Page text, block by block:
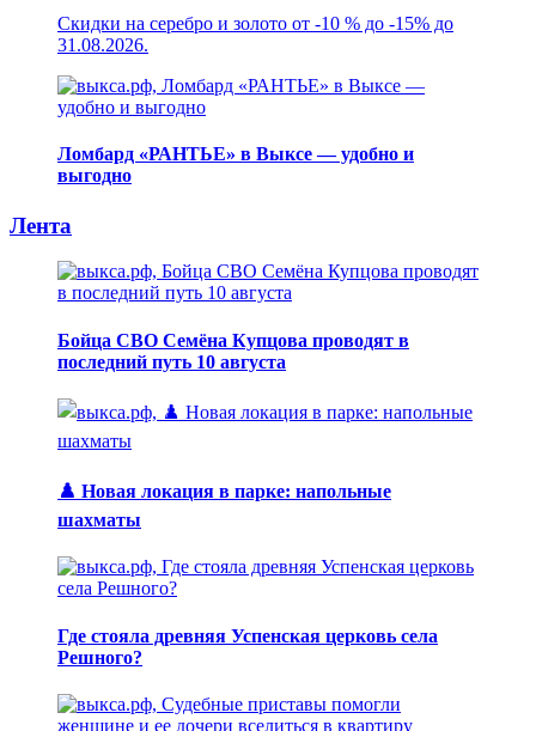
Скидки на серебро и золото от -10 % до -15% до
31.08.2026.
Ломбард «РАНТЬЕ» в Выксе — удобно и
выгодно
Лента
Бойца СВО Семёна Купцова проводят в
последний путь 10 августа
♟️ Новая локация в парке: напольные
шахматы
Где стояла древняя Успенская церковь села
Решного?